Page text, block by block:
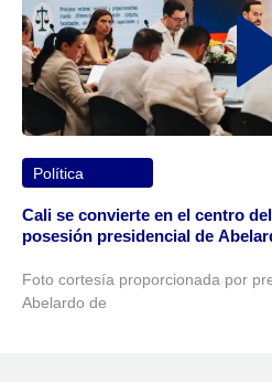
Política
Cali se convierte en el centro
posesión presidencial de
Foto cortesía proporcionada por
Abelardo de